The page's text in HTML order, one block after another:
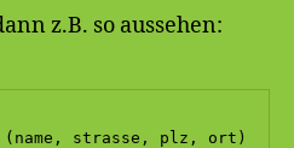
z.B. so aussehen:
(name, strasse, plz, ort)